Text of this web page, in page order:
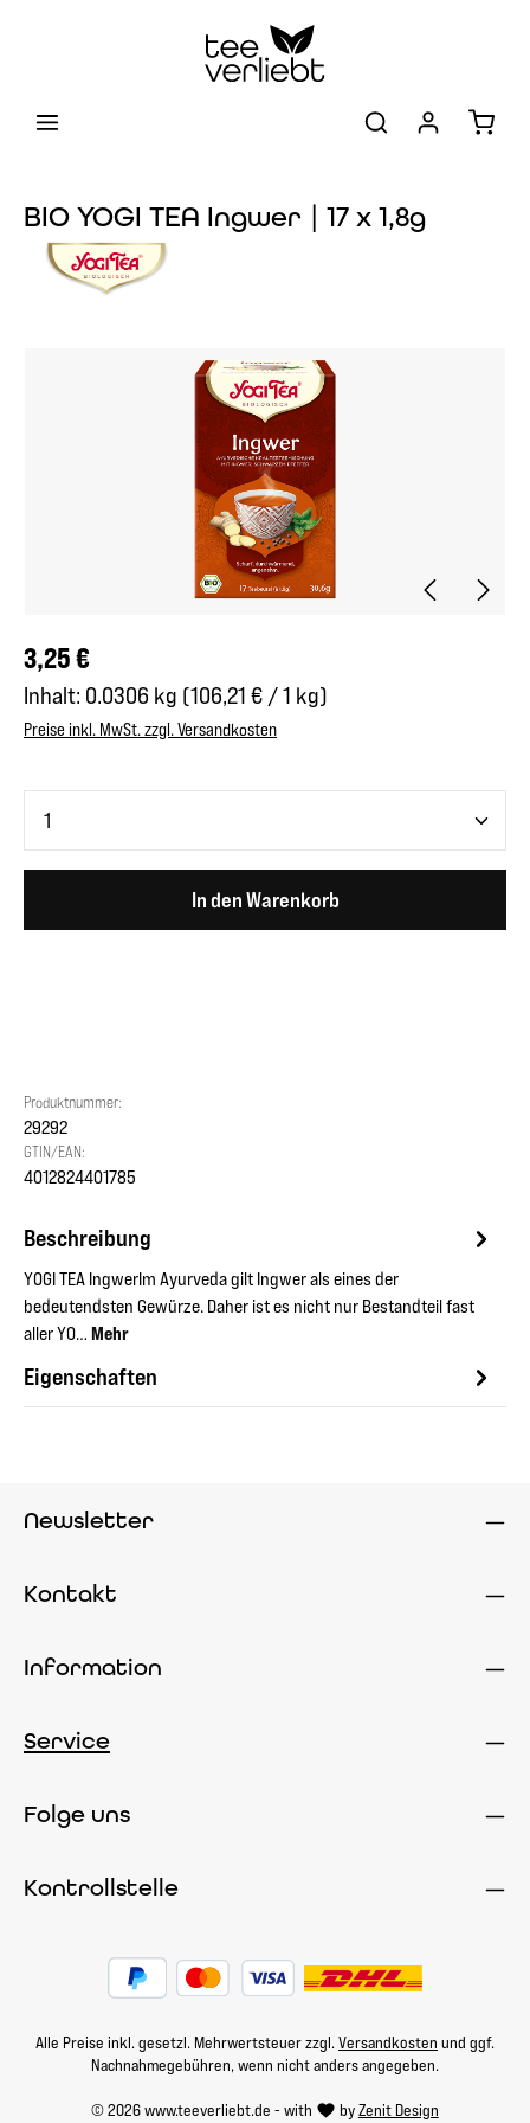
BIO YOGI TEA Ingwer | 17 x 1,8g
Bildergalerie überspringen
Regulärer Preis:
3,25 €
Inhalt: 0.0306 kg (106,21 € / 1 kg)
Preise inkl. MwSt. zzgl. Versandkosten
In den Warenkorb
Produktnummer:
29292
GTIN/EAN:
4012824401785
Beschreibung
YOGI TEA IngwerIm Ayurveda gilt Ingwer als eines der
bedeutendsten Gewürze. Daher ist es nicht nur Bestandteil fast
aller YO… Mehr
Eigenschaften
Newsletter
Kontakt
Information
Service
Folge uns
Kontrollstelle
© 2026 www.teeverliebt.de - with byZenit Design
Alle Preise inkl. gesetzl. Mehrwertsteuer zzgl. Versandkosten und ggf.
Nachnahmegebühren, wenn nicht anders angegeben.